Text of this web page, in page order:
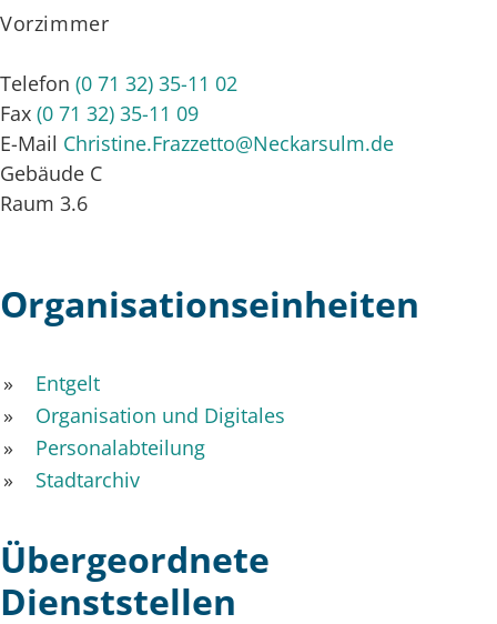
Vorzimmer
Telefon (0 71 32) 35-11 02
Fax (0 71 32) 35-11 09
E-Mail Christine.Frazzetto@Neckarsulm.de
Gebäude C
Raum 3.6
Organisationseinheiten
Entgelt
Organisation und Digitales
Personalabteilung
Stadtarchiv
Übergeordnete
Dienststellen